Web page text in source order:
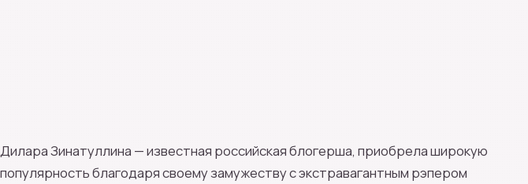
Дилара Зинатуллина — известная российская блогерша, приобрела широкую
популярность благодаря своему замужеству с экстравагантным рэпером